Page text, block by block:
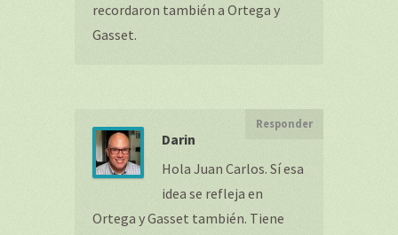
recordaron también a Ortega y
Gasset.
Darin
Responder
Hola Juan Carlos. Sí esa
idea se refleja en
Ortega y Gasset también. Tiene